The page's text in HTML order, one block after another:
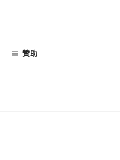
贊助